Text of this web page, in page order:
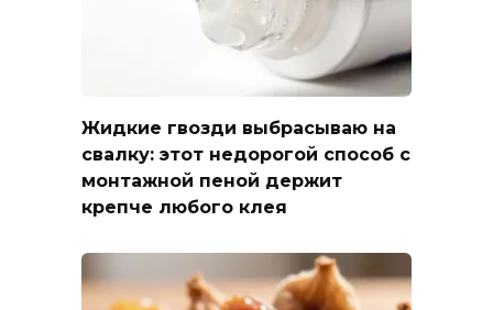
Жидкие гвозди выбрасываю на
свалку: этот недорогой способ с
монтажной пеной держит
крепче любого клея